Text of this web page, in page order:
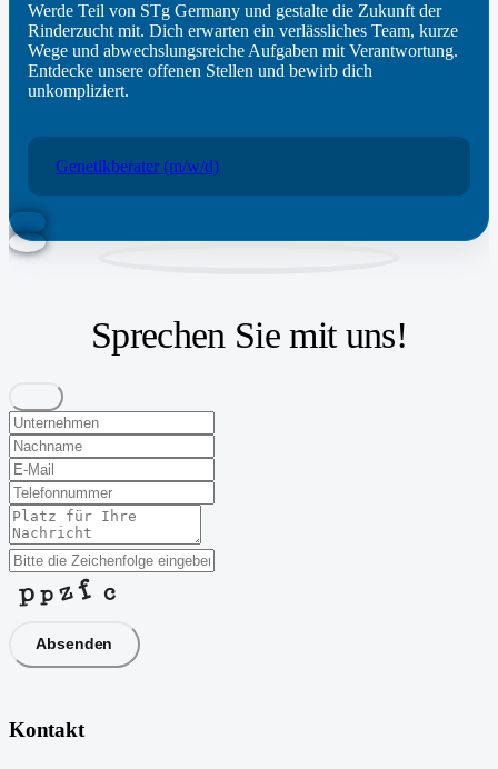
Werde Teil von STg Germany und gestalte die Zukunft der
Rinderzucht mit. Dich erwarten ein verlässliches Team, kurze
Wege und abwechslungsreiche Aufgaben mit Verantwortung.
Entdecke unsere offenen Stellen und bewirb dich
unkompliziert.
Genetikberater (m/w/d)
Sprechen Sie mit uns!
Phone
Number*
Absenden
Kontakt